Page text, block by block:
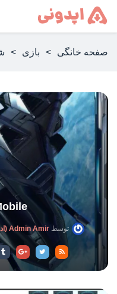
صفحه خانگی > بازی >
توسط Admin Amir (ادمین)